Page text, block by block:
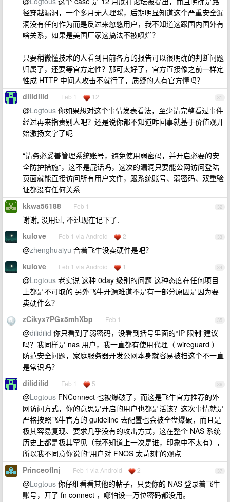
径穿越漏洞，一个多月无人理睬，后期明显知道这个严重安全漏
洞没有任何作为而是反过来忽悠用户，我不知道这跟国内国外有
啥关系，如果是美国厂家这搞法不被喷烂？
只要稍微懂技术的人看到目前各方的报告可以很明确的判断问题
归属了，还要等官方定性？那可太好了，官方直接像之前一样定
性成 HTTP 中间人攻击不就行了，质疑的人有官方懂吗？
31
dilidilid Feb 1 12
@Logtous 你如果想对这个事情发表看法，至少请完整看过事件
经过再来指责别人吧？还是说你都不知道咋回事就基于价值观开
始激扬文字了呢
“请务必妥善管理系统账号，避免使用弱密码，并开启必要的安
全防护措施”，这不是屁话吗，这次的漏洞只要能公网访问登陆
页面就能直接访问所有用户文件，跟系统账号、弱密码、双重验
证都没有任何关系
32
kkwa56188 Feb 1
谢谢, 没用过, 不过现在记下了.
33
kulove Feb 1 via Android 2
@zhenghuaiyu 合着飞牛没卖硬件是吧？
34
kulove Feb 1 via Android 1
@Logtous 老实说 这种 0day 级别的问题 这种态度在任何项目
上都是不可取的 另外飞牛开源难道不是有一部分原因是因为要
卖硬件么？
35
zCikyx7PGx5mhXbp Feb 1
@dilidilid 你只看到了弱密码，没看到括号里面的“IP 限制”建议
吗？我同样是 nas 用户，我一直都有使用代理（ wireguard ）
防范安全问题，家庭服务器开发公网本身就容易被扫这个不一直
是常识吗？
36
dilidilid Feb 1 5
@Logtous FNConnect 也被爆破了，而这是飞牛官方推荐的外
网访问方式，你的意思是开启的用户也都是活该？这次事情就是
严格按照飞牛官方的 guideline 去配置也会被全盘爆破，而且是
极其容易复现、要求几乎没有的攻击方式，这在整个 NAS 系统
历史上都是极其罕见（我不知道上一次是谁，印象中不太有），
所以我不同意你说的“用户对 FNOS 太苛刻”的观点
37
PrinceofInj Feb 1 via Android 2
@Logtous 你仔细看看其他的帖子，只要你的 NAS 登录着飞牛
账号，开了 fn connect ，哪怕设一万位密码都没用。